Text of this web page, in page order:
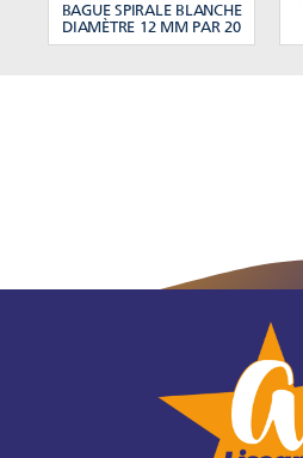
BAGUE SPIRALE BLANCHE
DIAMÈTRE 12 MM PAR 20